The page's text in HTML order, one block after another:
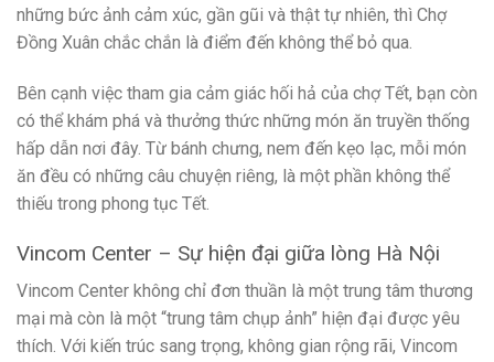
những bức ảnh cảm xúc, gần gũi và thật tự nhiên, thì Chợ
Đồng Xuân chắc chắn là điểm đến không thể bỏ qua.
Bên cạnh việc tham gia cảm giác hối hả của chợ Tết, bạn còn
có thể khám phá và thưởng thức những món ăn truyền thống
hấp dẫn nơi đây. Từ bánh chưng, nem đến kẹo lạc, mỗi món
ăn đều có những câu chuyện riêng, là một phần không thể
thiếu trong phong tục Tết.
Vincom Center – Sự hiện đại giữa lòng Hà Nội
Vincom Center không chỉ đơn thuần là một trung tâm thương
mại mà còn là một “trung tâm chụp ảnh” hiện đại được yêu
thích. Với kiến trúc sang trọng, không gian rộng rãi, Vincom